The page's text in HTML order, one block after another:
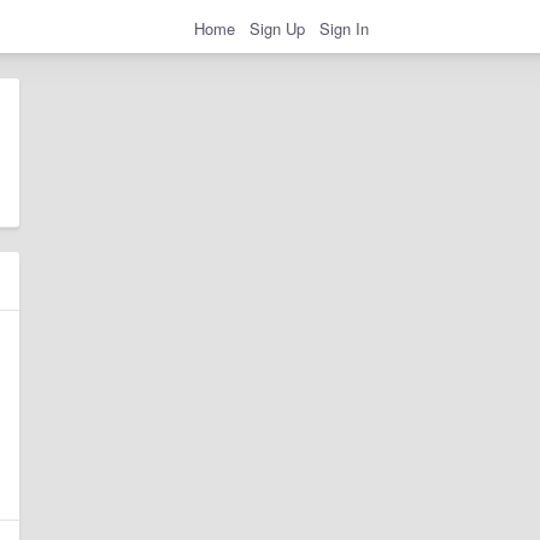
Home Sign Up Sign In